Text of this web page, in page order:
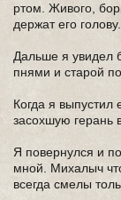
ртом. Живого,
держат его голову.
Дальше я увидел
пнями и старой
Когда я
засохшую герань
Я повернулся и
мной. Михалыч
всегда смелы